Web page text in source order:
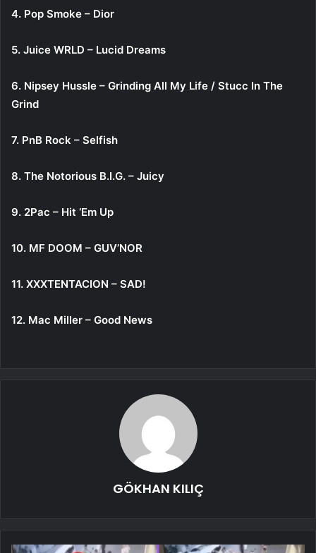
4. Pop Smoke – Dior
5. Juice WRLD – Lucid Dreams
6. Nipsey Hussle – Grinding All My Life / Stucc In The
Grind
7. PnB Rock – Selfish
8. The Notorious B.I.G. – Juicy
9. 2Pac – Hit ‘Em Up
10. MF DOOM – GUV’NOR
11. XXXTENTACION – SAD!
12. Mac Miller – Good News
GÖKHAN KILIÇ